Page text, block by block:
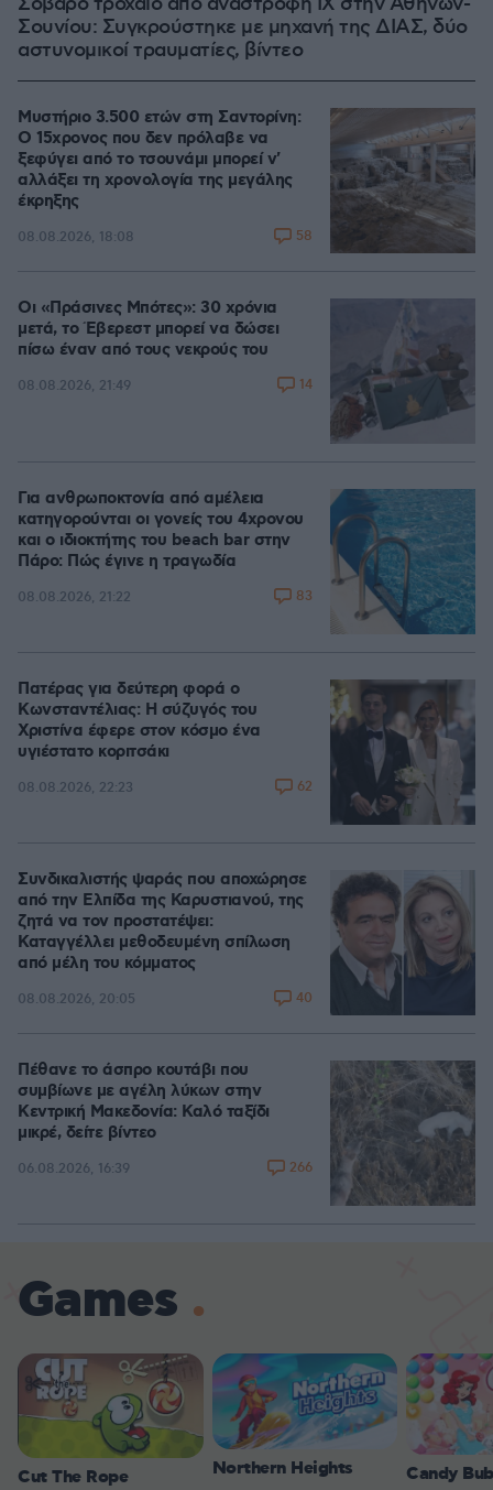
Σουνίου: Συγκρούστηκε με μηχανή της ΔΙΑΣ, δύο
αστυνομικοί τραυματίες, βίντεο
Μυστήριο 3.500 ετών στη Σαντορίνη:
Ο 15χρονος που δεν πρόλαβε να
ξεφύγει από το τσουνάμι μπορεί ν'
αλλάξει τη χρονολογία της μεγάλης
έκρηξης
08.08.2026, 18:08 58
Οι «Πράσινες Μπότες»: 30 χρόνια
μετά, το Έβερεστ μπορεί να δώσει
πίσω έναν από τους νεκρούς του
08.08.2026, 21:49 14
Για ανθρωποκτονία από αμέλεια
κατηγορούνται οι γονείς του 4χρονου
και ο ιδιοκτήτης του beach bar στην
Πάρο: Πώς έγινε η τραγωδία
08.08.2026, 21:22 83
Πατέρας για δεύτερη φορά ο
Κωνσταντέλιας: Η σύζυγός του
Χριστίνα έφερε στον κόσμο ένα
υγιέστατο κοριτσάκι
08.08.2026, 22:23 62
Συνδικαλιστής ψαράς που αποχώρησε
από την Ελπίδα της Καρυστιανού, της
ζητά να τον προστατέψει:
Καταγγέλλει μεθοδευμένη σπίλωση
από μέλη του κόμματος
08.08.2026, 20:05 40
Πέθανε το άσπρο κουτάβι που
συμβίωνε με αγέλη λύκων στην
Κεντρική Μακεδονία: Καλό ταξίδι
μικρέ, δείτε βίντεο
06.08.2026, 16:39 266
Games
Cut The Rope Northern Heights Candy